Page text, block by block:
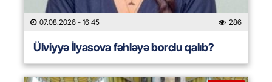
07.08.2026 - 16:45 286
Ülviyyə İlyasova fəhləyə borclu qalıb?